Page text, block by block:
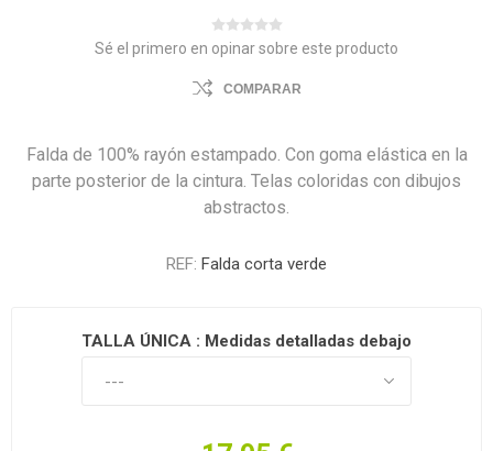
Sé el primero en opinar sobre este producto
COMPARAR
Falda de 100% rayón estampado. Con goma elástica en la
parte posterior de la cintura. Telas coloridas con dibujos
abstractos.
REF: Falda corta verde
TALLA ÚNICA : Medidas detalladas debajo.